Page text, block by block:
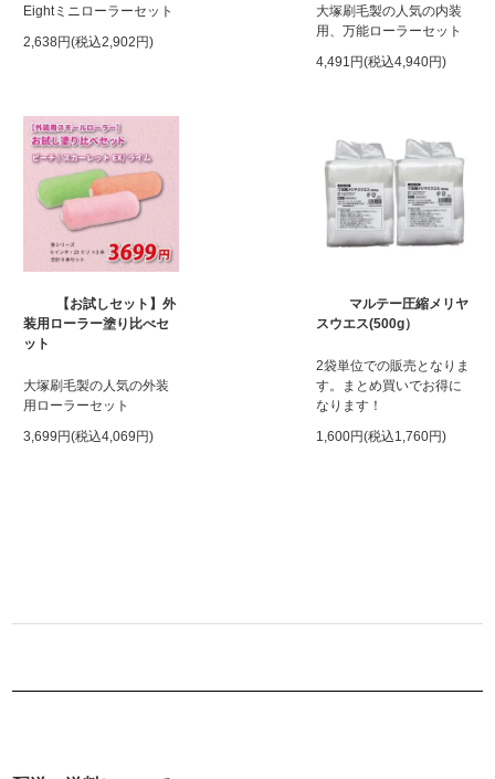
Eightミニローラーセット
2,638円(税込2,902円)
大塚刷毛製の人気の内装
用、万能ローラーセット
4,491円(税込4,940円)
【お試しセット】外
装用ローラー塗り比べセ
ット
大塚刷毛製の人気の外装
用ローラーセット
3,699円(税込4,069円)
マルテー圧縮メリヤ
スウエス(500g）
2袋単位での販売となりま
す。まとめ買いでお得に
なります！
1,600円(税込1,760円)